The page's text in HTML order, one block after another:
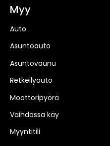
Myy
Auto
Asuntoauto
Asuntovaunu
Retkeilyauto
Moottoripyörä
Vaihdossa käy
Myyntitili